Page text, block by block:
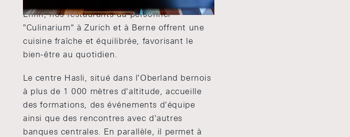
Enfin, nos restaurants du personnel
"Culinarium" à Zurich et à Berne offrent une
cuisine fraîche et équilibrée, favorisant le
bien-être au quotidien.
Le centre Hasli, situé dans l'Oberland bernois
à plus de 1 000 mètres d'altitude, accueille
des formations, des événements d'équipe
ainsi que des rencontres avec d'autres
banques centrales. En parallèle, il permet à